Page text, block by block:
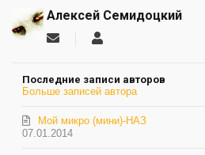
Алексей Семидоцкий
Подписаться
автора
Последние записи авторов
Больше записей автора
07.01.2014
Мой микро (мини)-НАЗ